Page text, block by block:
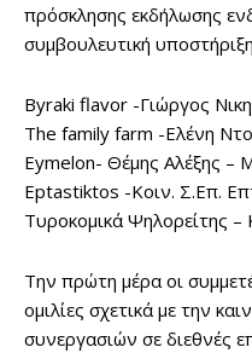
πρόσκλησης εκδήλωσης
συμβουλευτική
Byraki flavor -Γιώργος
The family farm -Ελένη
Eymelon- Θέμης Αλέξης –
Eptastiktos -Κοιν. Σ.Επ.
Τυροκομικά Ψηλορείτης
Την πρώτη μέρα οι
ομιλίες σχετικά με την
συνεργασιών σε διεθνές